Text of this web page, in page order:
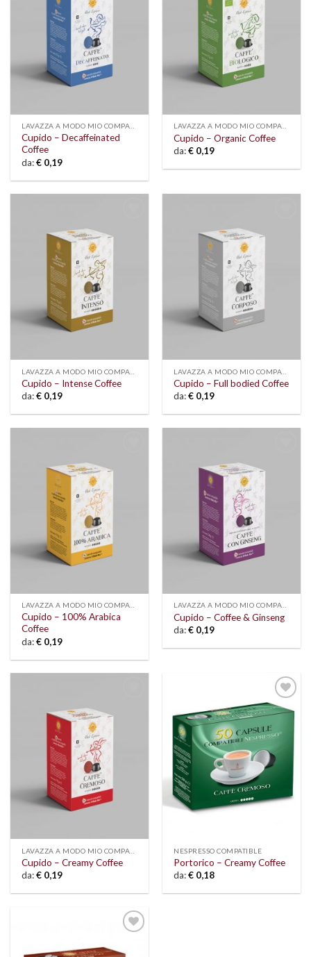
LAVAZZA A MODO MIO COMPATIBLE
Cupido – Decaffeinated
Coffee
da:€ 0,19
LAVAZZA A MODO MIO COMPATIBLE
Cupido – Organic Coffee
da:€ 0,19
LAVAZZA A MODO MIO COMPATIBLE
Cupido – Intense Coffee
da:€ 0,19
LAVAZZA A MODO MIO COMPATIBLE
Cupido – Full bodied Coffee
da:€ 0,19
LAVAZZA A MODO MIO COMPATIBLE
Cupido – 100% Arabica
Coffee
da:€ 0,19
LAVAZZA A MODO MIO COMPATIBLE
Cupido – Coffee & Ginseng
da:€ 0,19
LAVAZZA A MODO MIO COMPATIBLE
Cupido – Creamy Coffee
da:€ 0,19
Add to
wishlist
NESPRESSO COMPATIBLE
Portorico – Creamy Coffee
da:€ 0,18
wishlist